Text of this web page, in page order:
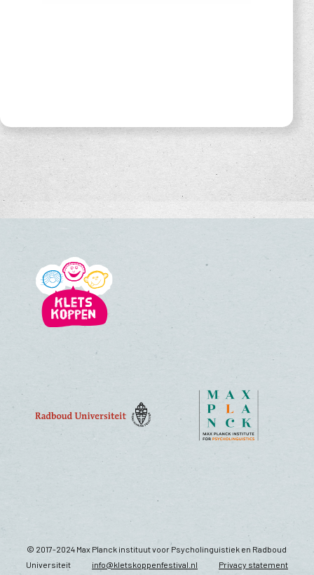
© 2017-2024 Max Planck instituut voor Psycholinguistiek en Radboud
Universiteit
info@kletskoppenfestival.nl Privacy statement